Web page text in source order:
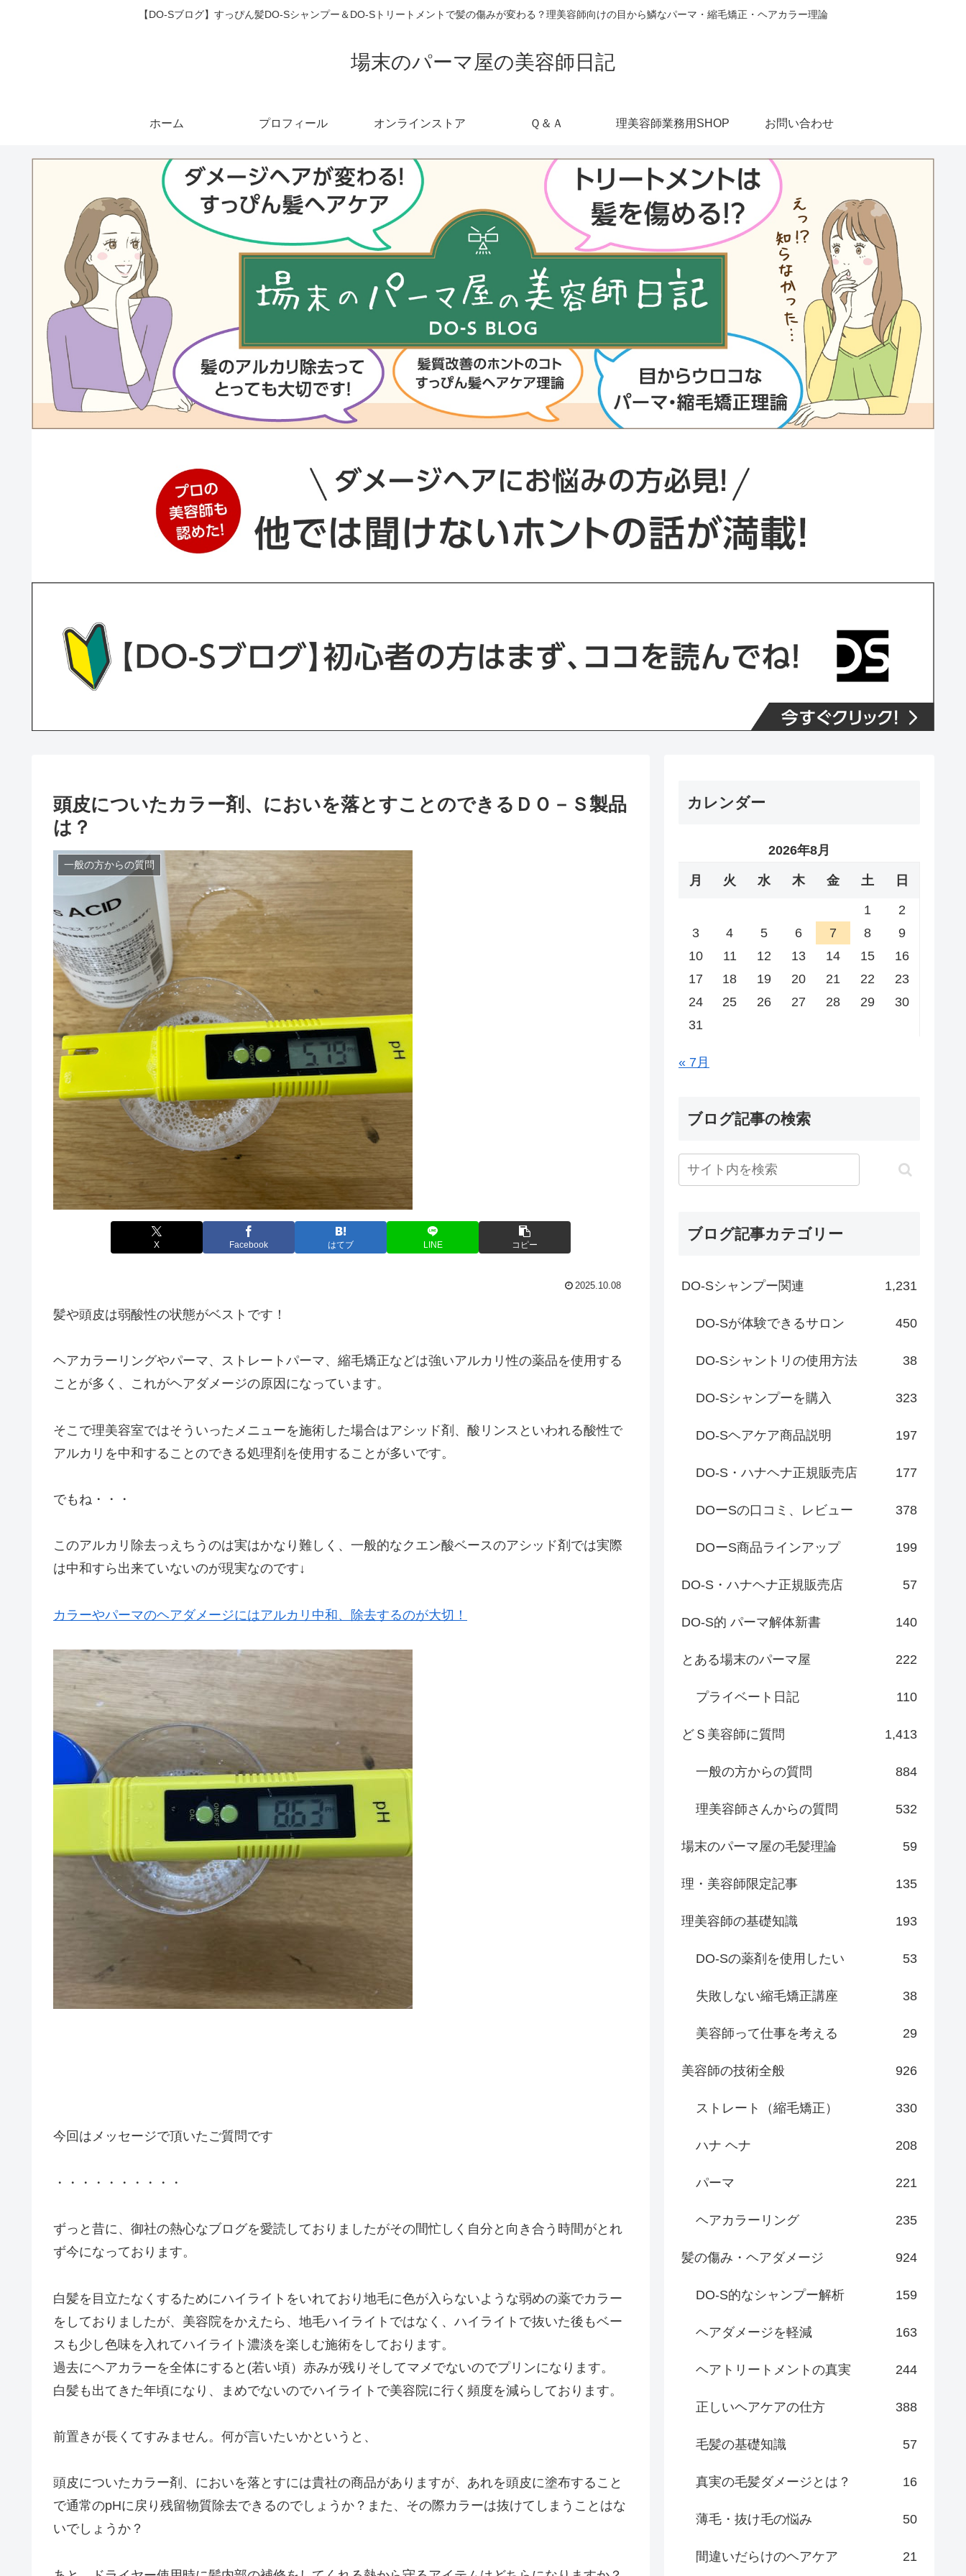
【DO-Sブログ】すっぴん髪DO-Sシャンプー＆DO-Sトリートメントで髪の傷みが変わる？理美容師向けの目から鱗なパーマ・縮毛矯正・ヘアカラー理論
場末のパーマ屋の美容師日記
ホーム プロフィール オンラインストア Ｑ＆Ａ 理美容師業務用SHOP お問い合わせ
頭皮についたカラー剤、においを落とすことのできるＤＯ－Ｓ製品
は？
一般の方からの質問
X Facebook はてブ LINE コピー
2025.10.08
髪や頭皮は弱酸性の状態がベストです！
ヘアカラーリングやパーマ、ストレートパーマ、縮毛矯正などは強いアルカリ性の薬品を使用する
ことが多く、これがヘアダメージの原因になっています。
そこで理美容室ではそういったメニューを施術した場合はアシッド剤、酸リンスといわれる酸性で
アルカリを中和することのできる処理剤を使用することが多いです。
でもね・・・
このアルカリ除去っえちうのは実はかなり難しく、一般的なクエン酸ベースのアシッド剤では実際
は中和すら出来ていないのが現実なのです↓
カラーやパーマのヘアダメージにはアルカリ中和、除去するのが大切！
今回はメッセージで頂いたご質問です
・・・・・・・・・・
ずっと昔に、御社の熱心なブログを愛読しておりましたがその間忙しく自分と向き合う時間がとれ
ず今になっております。
白髪を目立たなくするためにハイライトをいれており地毛に色が入らないような弱めの薬でカラー
をしておりましたが、美容院をかえたら、地毛ハイライトではなく、ハイライトで抜いた後もベー
スも少し色味を入れてハイライト濃淡を楽しむ施術をしております。
過去にヘアカラーを全体にすると(若い頃）赤みが残りそしてマメでないのでプリンになります。
白髪も出てきた年頃になり、まめでないのでハイライトで美容院に行く頻度を減らしております。
前置きが長くてすみません。何が言いたいかというと、
頭皮についたカラー剤、においを落とすには貴社の商品がありますが、あれを頭皮に塗布すること
で通常のpHに戻り残留物質除去できるのでしょうか？また、その際カラーは抜けてしまうことはな
いでしょうか？
カレンダー
2026年8月
月 火 水 木 金 土 日
1
2
3
4 5 6 7 8
9
10
11 12 13 14 15
16
17
18 19 20 21 22
23
24
25 26 27 28 29
30
31
« 7月
ブログ記事の検索
ブログ記事カテゴリー
DO-Sシャンプー関連 1,231
DO-Sが体験できるサロン 450
DO-Sシャントリの使用方法 38
DO-Sシャンプーを購入 323
DO-Sヘアケア商品説明 197
DO-S・ハナヘナ正規販売店 177
DOーSの口コミ、レビュー 378
DOーS商品ラインアップ 199
DO-S・ハナヘナ正規販売店 57
DO-S的 パーマ解体新書 140
とある場末のパーマ屋 222
プライベート日記 110
どＳ美容師に質問 1,413
一般の方からの質問 884
理美容師さんからの質問 532
場末のパーマ屋の毛髪理論 59
理・美容師限定記事 135
理美容師の基礎知識 193
DO-Sの薬剤を使用したい 53
失敗しない縮毛矯正講座 38
美容師って仕事を考える 29
美容師の技術全般 926
ストレート（縮毛矯正） 330
ハナ ヘナ 208
パーマ 221
ヘアカラーリング 235
髪の傷み・ヘアダメージ 924
DO-S的なシャンプー解析 159
ヘアダメージを軽減 163
ヘアトリートメントの真実 244
正しいヘアケアの仕方 388
毛髪の基礎知識 57
真実の毛髪ダメージとは？ 16
薄毛・抜け毛の悩み 50
間違いだらけのヘアケア 21